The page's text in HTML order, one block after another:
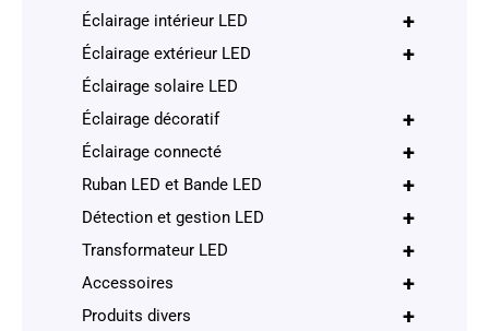
+
Éclairage intérieur LED
+
Éclairage extérieur LED
Éclairage solaire LED
+
Éclairage décoratif
+
Éclairage connecté
+
Ruban LED et Bande LED
+
Détection et gestion LED
+
Transformateur LED
+
Accessoires
+
Produits divers